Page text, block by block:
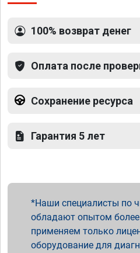
100% возврат денег
Оплата после
Сохранение ресурса
Гарантия 5 лет
Наши специалисты по
обладают опытом
применяем только
оборудование для